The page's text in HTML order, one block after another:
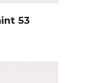
53